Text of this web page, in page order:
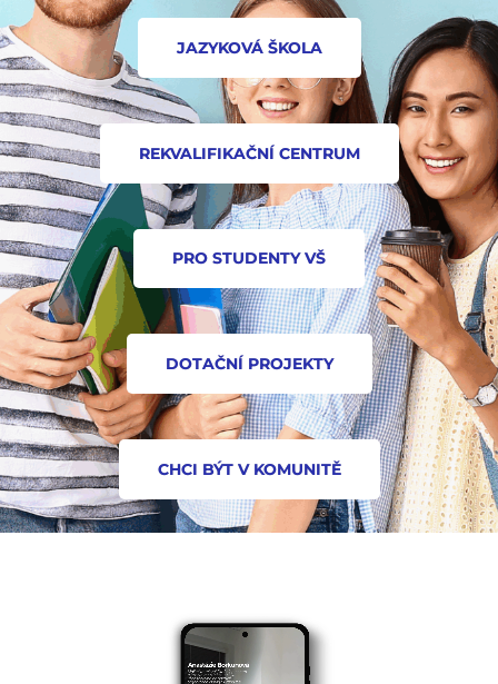
JAZYKOVÁ ŠKOLA
REKVALIFIKAČNÍ CENTRUM
PRO STUDENTY VŠ
DOTAČNÍ PROJEKTY
CHCI BÝT V KOMUNITĚ​